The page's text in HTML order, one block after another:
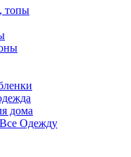
топы
дома
Одежду